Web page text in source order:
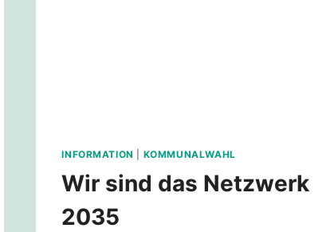
INFORMATION KOMMUNALWAHL
Wir sind das Netzwerk
2035